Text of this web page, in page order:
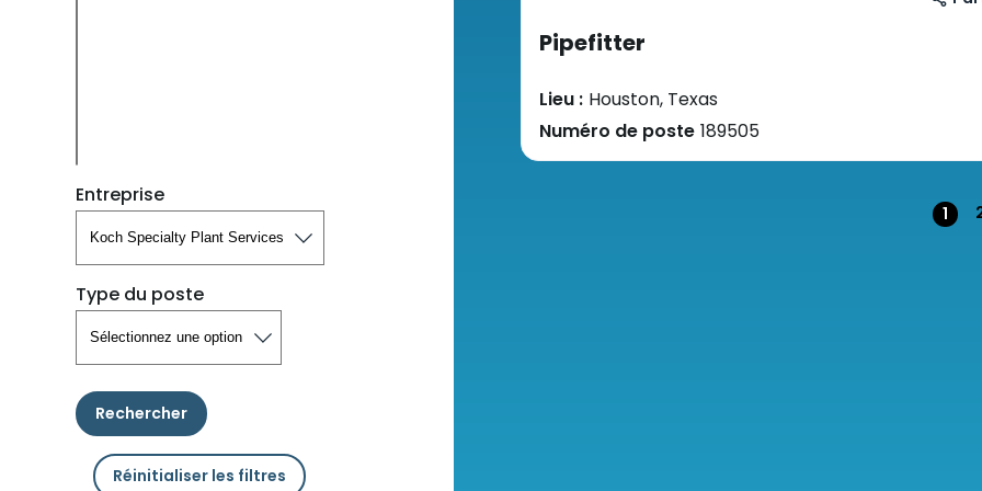
Entreprise
Type du poste
Rechercher
Réinitialiser les filtres
Pipefitter
Lieu : Houston, Texas
Numéro de poste 189505
Page
1